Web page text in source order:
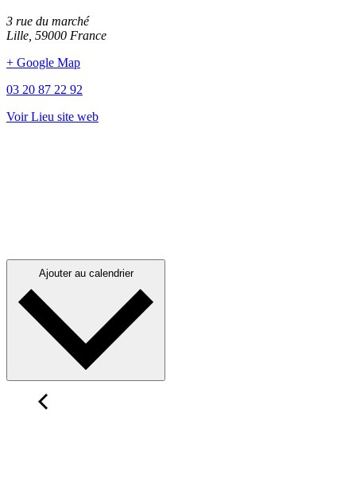
3 rue du marché
Lille 59000 France
+ Google Map
03 20 87 22 92
Voir Lieu site web
Ajouter au calendrier